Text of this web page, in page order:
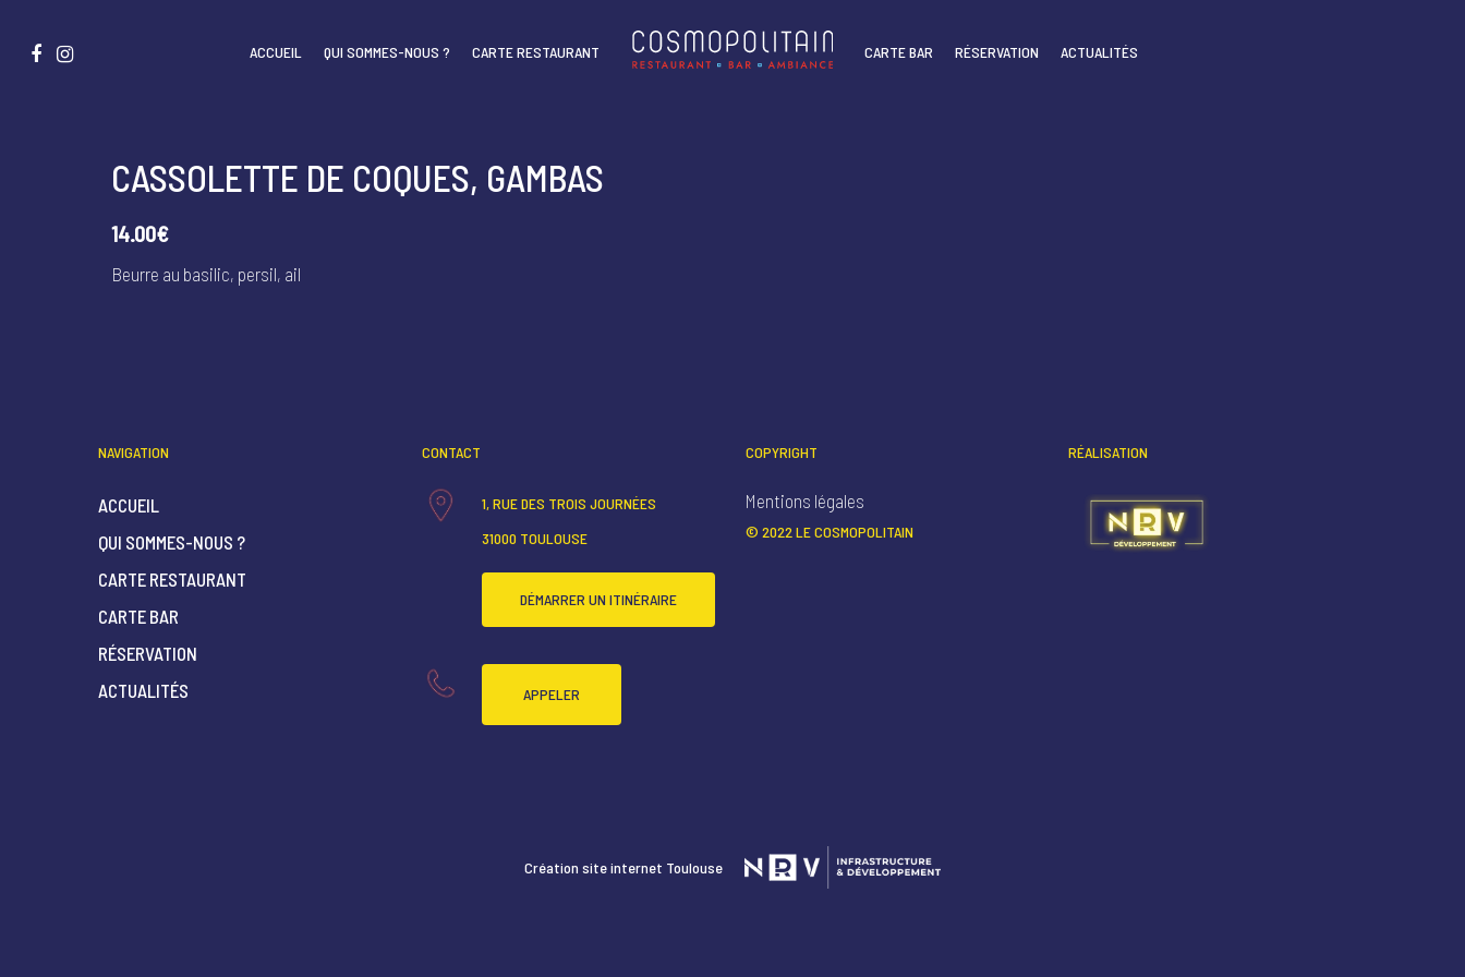
ACCUEIL QUI SOMMES-NOUS ? CARTE RESTAURANT CARTE BAR RÉSERVATION ACTUALITÉS
CASSOLETTE DE COQUES, GAMBAS
14.00€
Beurre au basilic, persil, ail
NAVIGATION
ACCUEIL
QUI SOMMES-NOUS ?
CARTE RESTAURANT
CARTE BAR
RÉSERVATION
ACTUALITÉS
CONTACT
1, RUE DES TROIS JOURNÉES
31000 TOULOUSE
DÉMARRER UN ITINÉRAIRE
APPELER
COPYRIGHT
Mentions légales
© 2022 LE COSMOPOLITAIN
RÉALISATION
Création site internet Toulouse